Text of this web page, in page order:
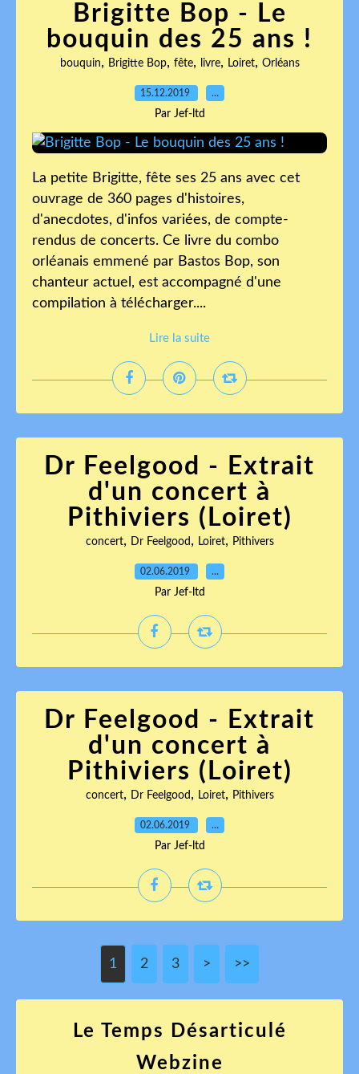
Brigitte Bop - Le
bouquin des 25 ans !
bouquin, Brigitte Bop, fête, livre, Loiret, Orléans
15.12.2019 …
Par Jef-ltd
La petite Brigitte, fête ses 25 ans avec cet
ouvrage de 360 pages d'histoires,
d'anecdotes, d'infos variées, de compte-
rendus de concerts. Ce livre du combo
orléanais emmené par Bastos Bop, son
chanteur actuel, est accompagné d'une
compilation à télécharger....
Lire la suite
Dr Feelgood - Extrait
d'un concert à
Pithiviers (Loiret)
concert, Dr Feelgood , Loiret, Pithivers
02.06.2019 …
Par Jef-ltd
Dr Feelgood - Extrait
d'un concert à
Pithiviers (Loiret)
concert, Dr Feelgood , Loiret, Pithivers
02.06.2019 …
Par Jef-ltd
1 2 3 > >>
Le Temps Désarticulé
Webzine